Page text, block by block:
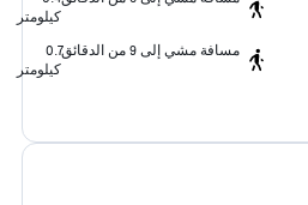
كيلومتر
مسافة مشي إلى 9 من الدقائق
0.7
كيلومتر